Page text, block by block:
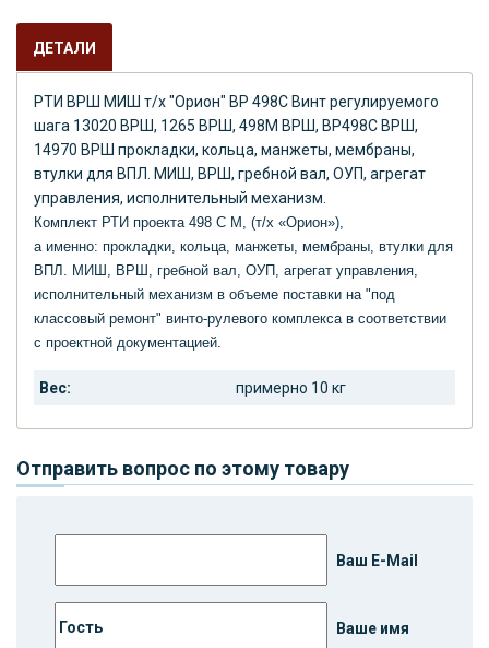
ДЕТАЛИ
РТИ ВРШ МИШ т/х "Орион" ВР 498С Винт регулируемого
шага 13020 ВРШ, 1265 ВРШ, 498М ВРШ, ВР498С ВРШ,
14970 ВРШ прокладки, кольца, манжеты, мембраны,
втулки для ВПЛ. МИШ, ВРШ, гребной вал, ОУП, агрегат
управления, исполнительный механизм.
Комплект РТИ проекта 498 С М, (т/х «Орион»),
а именно: прокладки, кольца, манжеты, мембраны, втулки для
ВПЛ. МИШ, ВРШ, гребной вал, ОУП, агрегат управления,
исполнительный механизм в объеме поставки на "под
классовый ремонт" винто-рулевого комплекса в соответствии
с проектной документацией.
Вес: примерно 10 кг
Отправить вопрос по этому товару
Ваш E-Mail
Ваше имя